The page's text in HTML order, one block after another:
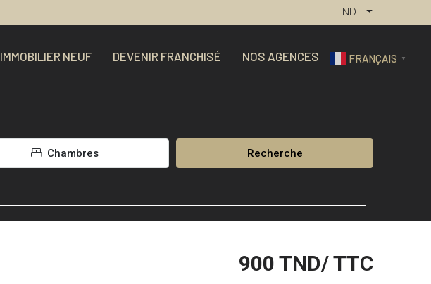
TND
IMMOBILIER NEUF DEVENIR FRANCHISÉ NOS AGENCES FRANÇAIS ▼
Chambres Recherche
900 TND/ TTC